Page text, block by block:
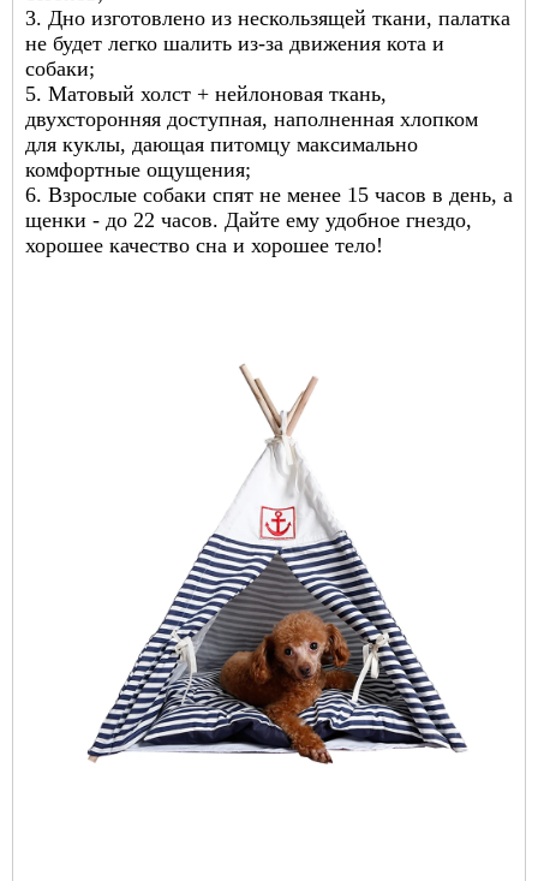
3. Дно изготовлено из нескользящей ткани, палатка
не будет легко шалить из-за движения кота и
собаки;
5. Матовый холст + нейлоновая ткань,
двухсторонняя доступная, наполненная хлопком
для куклы, дающая питомцу максимально
комфортные ощущения;
6. Взрослые собаки спят не менее 15 часов в день, а
щенки - до 22 часов. Дайте ему удобное гнездо,
хорошее качество сна и хорошее тело!